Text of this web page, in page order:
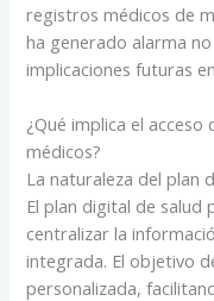
registros médicos de
ha generado alarma
implicaciones futuras
¿Qué implica el
médicos?
La naturaleza del plan
El plan digital de
centralizar la
integrada. El objetivo
personalizada,